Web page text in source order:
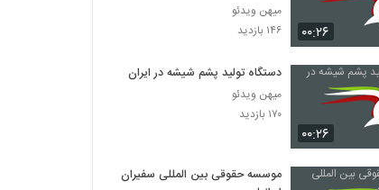
۰۰:۲۶
میهن ویدئو
۱۴۶ بازدید
۰۰:۲۶
دستگاه تولید پشم شیشه در ایران
میهن ویدئو
۱۷۰ بازدید
موسسه حقوقی بین المللی سفیران